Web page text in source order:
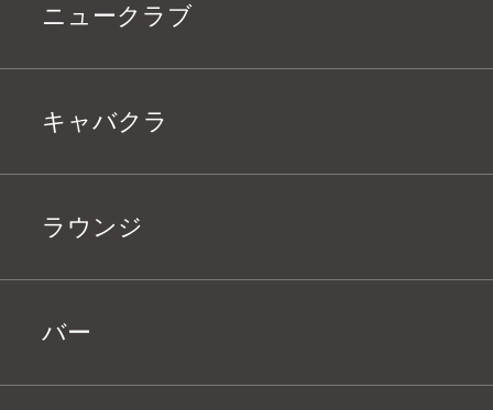
ニュークラブ
キャバクラ
ラウンジ
バー